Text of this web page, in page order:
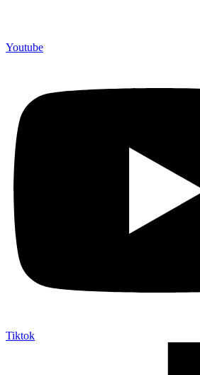
Youtube
Tiktok